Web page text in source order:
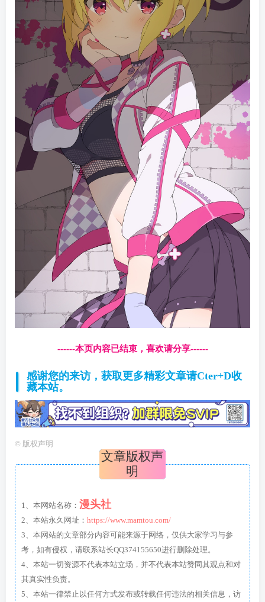
------本页内容已结束，喜欢请分享------
感谢您的来访，获取更多精彩文章请Cter+D收
藏本站。
© 版权声明
文章版权声
明
1、本网站名称： 漫头社
2、本站永久网址： https://www.mamtou.com/
3、本网站的文章部分内容可能来源于网络，仅供大家学习与参
考，如有侵权，请联系站长QQ374155650进行删除处理。
4、本站一切资源不代表本站立场，并不代表本站赞同其观点和对
其真实性负责。
5、本站一律禁止以任何方式发布或转载任何违法的相关信息，访